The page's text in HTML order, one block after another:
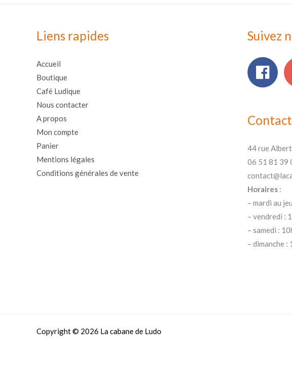
Liens rapides
Accueil
Boutique
Café Ludique
Nous contacter
A propos
Mon compte
Panier
Mentions légales
Conditions générales de vente
Suivez
44 rue
06 51 81 39
Horaires:
– mardi au
– vendredi :
– samedi :
– dimanche :
Copyright © 2026 La cabane de Ludo